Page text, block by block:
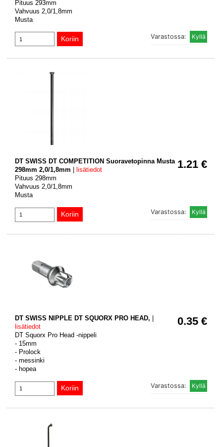
Pituus 293mm
Vahvuus 2,0/1,8mm
Musta
Varastossa:
1.21 €
DT SWISS DT COMPETITION Suoravetopinna Musta
298mm 2,0/1,8mm
lisätiedot
Pituus 298mm
Vahvuus 2,0/1,8mm
Musta
Varastossa:
0.35 €
DT SWISS NIPPLE DT SQUORX PRO HEAD,
lisätiedot
DT Squorx Pro Head -nippeli
- 15mm
- Prolock
- messinki
- hopea
Varastossa: